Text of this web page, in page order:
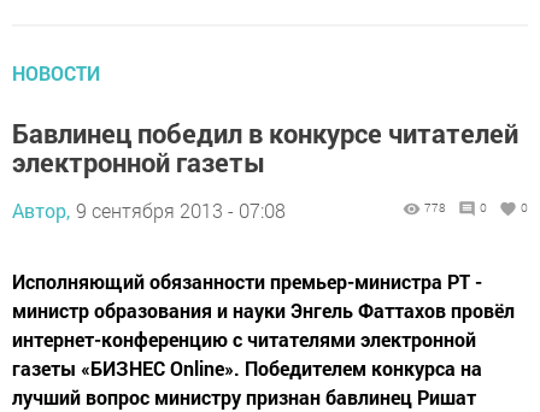
НОВОСТИ
Бавлинец победил в конкурсе читателей
электронной газеты
Автор, 9 сентября 2013 - 07:08 778 0 0
Исполняющий обязанности премьер-министра РТ -
министр образования и науки Энгель Фаттахов провёл
интернет-конференцию с читателями электронной
газеты «БИЗНЕС Online». Победителем конкурса на
лучший вопрос министру признан бавлинец Ришат